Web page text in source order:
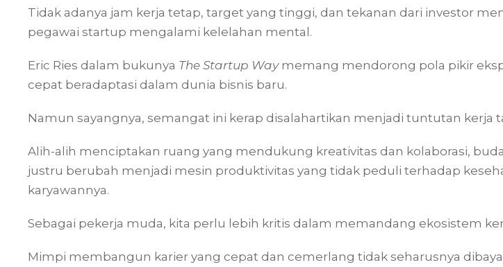
Tidak adanya jam kerja tetap, target yang tinggi, dan tekanan dari investor
pegawai startup mengalami kelelahan mental.
Eric Ries dalam bukunya The Startup Waymemang mendorong pola pikir
cepat beradaptasi dalam dunia bisnis baru.
Namun sayangnya, semangat ini kerap disalahartikan menjadi tuntutan kerja
Alih-alih menciptakan ruang yang mendukung kreativitas dan kolaborasi,
justru berubah menjadi mesin produktivitas yang tidak peduli terhadap
karyawannya.
Sebagai pekerja muda, kita perlu lebih kritis dalam memandang ekosistem
Mimpi membangun karier yang cepat dan cemerlang tidak seharusnya